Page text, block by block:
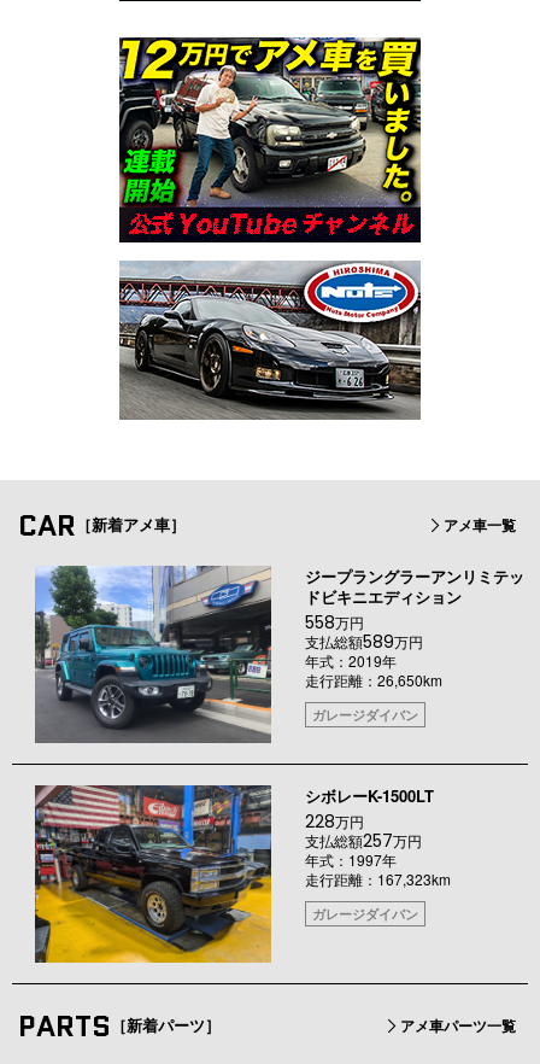
CAR ［新着アメ車］ アメ車一覧
ジープラングラーアンリミテッ
ドビキニエディション
558万円
支払総額589万円
年式：2019年
走行距離：26,650km
ガレージダイバン
シボレーK-1500LT
228万円
支払総額257万円
年式：1997年
走行距離：167,323km
ガレージダイバン
PARTS ［新着パーツ］ アメ車パーツ一覧